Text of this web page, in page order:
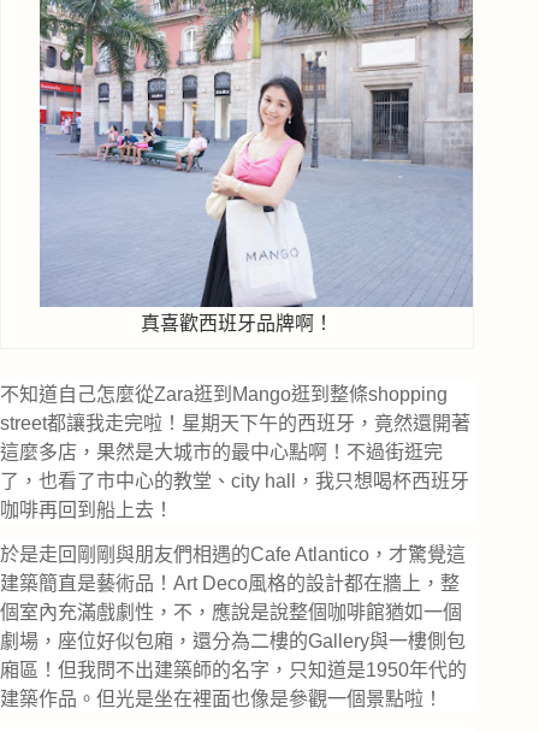
真喜歡西班牙品牌啊！
不知道自己怎麼從Zara逛到Mango逛到整條shopping
street都讓我走完啦！星期天下午的西班牙，竟然還開著
這麼多店，果然是大城市的最中心點啊！不過街逛完
了，也看了市中心的教堂、city hall，我只想喝杯西班牙
咖啡再回到船上去！
於是走回剛剛與朋友們相遇的Cafe Atlantico，才驚覺這
建築簡直是藝術品！Art Deco風格的設計都在牆上，整
個室內充滿戲劇性，不，應說是說整個咖啡館猶如一個
劇場，座位好似包廂，還分為二樓的Gallery與一樓側包
廂區！但我問不出建築師的名字，只知道是1950年代的
建築作品。但光是坐在裡面也像是參觀一個景點啦！